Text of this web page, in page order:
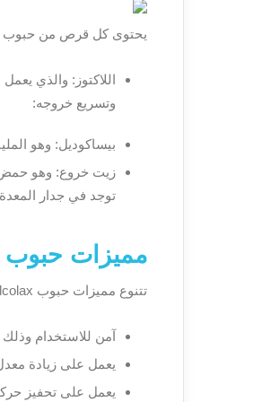
يحتوى كل قرص من حبوب dulcolax على مجموعة من المكونات، وفيما يلي توضيح لتلك المكونات:
اللاكتوز: والذي
وتسريع خروجه:
بيساكوديل: وهو
زيت خروع: وهو حمض
توجد في جدار
مميزات حبوب dulcolax للتنحيف
تتنوع مميزات حبوب dulcolax ومن أبرز تلك المميزات ما سيتم عرضه فيما يلي:
آمن للاستخدام وذلك
يعمل على زيادة
يعمل على تحفيز